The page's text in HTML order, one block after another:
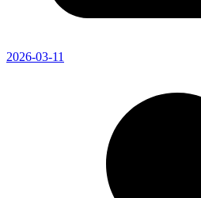
2026-03-11